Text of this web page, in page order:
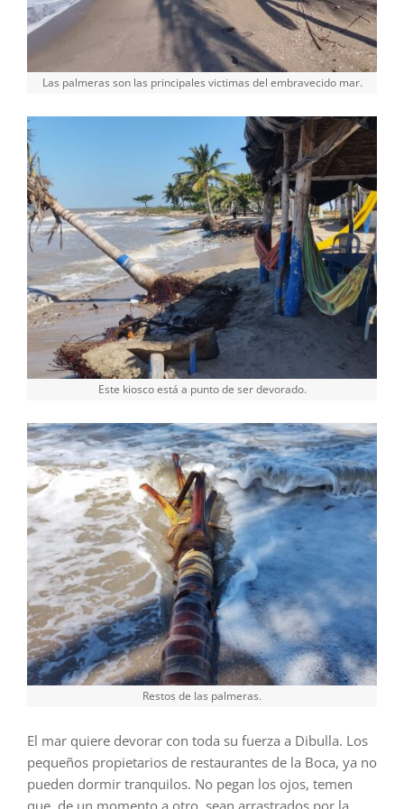
Las palmeras son las principales victimas del embravecido mar.
Este kiosco está a punto de ser devorado.
Restos de las palmeras.
El mar quiere devorar con toda su fuerza a Dibulla. Los
pequeños propietarios de restaurantes de la Boca, ya no
pueden dormir tranquilos. No pegan los ojos, temen